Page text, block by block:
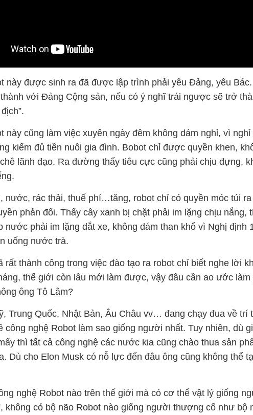
này được sinh ra đã được lập trình phải yêu Đảng, yêu
với Đảng Cộng sản, nếu có ý nghĩ trái ngược sẽ trở
này cũng làm việc xuyên ngày đêm không dám nghỉ, vì nghỉ
kiếm đủ tiền nuôi gia đình. Bobot chỉ được quyền khen,
lãnh đạo. Ra đường thấy tiêu cực cũng phải chịu đựng,
nước, rác thải, thuế phí…tăng, robot chỉ có quyền móc túi ra
phản đối. Thấy cây xanh bị chặt phải im lặng chịu nắng,
nước phải im lặng dắt xe, không dám than khổ vì Nghị định
uống nước trà.
rất thành công trong việc đào tạo ra robot chỉ biết nghe lời
thế giới còn lâu mới làm được, vậy đâu cần ao ước làm
ông Tô Lâm?
Trung Quốc, Nhật Bản, Âu Châu vv… đang chạy đua về trí
công nghệ Robot làm sao giống người nhất. Tuy nhiên, dù
thì tất cả công nghệ các nước kia cũng chào thua sản
Dù cho Elon Musk có nỗ lực đến đâu ông cũng không thể
nghệ Robot nào trên thế giới mà có cơ thể vật lý giống
không có bộ não Robot nào giống người thượng cổ như bộ